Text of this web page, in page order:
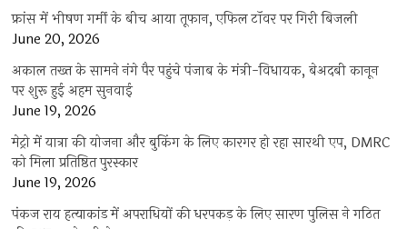
फ्रांस में भीषण गर्मी के बीच आया तूफान, एफिल टॉवर पर गिरी बिजली
June 20, 2026
अकाल तख्त के सामने नंगे पैर पहुंचे पंजाब के मंत्री-विधायक, बेअदबी कानून
पर शुरू हुई अहम सुनवाई
June 19, 2026
मेट्रो में यात्रा की योजना और बुकिंग के लिए कारगर हो रहा सारथी एप, DMRC
को मिला प्रतिष्ठित पुरस्कार
June 19, 2026
पंकज राय हत्याकांड में अपराधियों की धरपकड़ के लिए सारण पुलिस ने गठित